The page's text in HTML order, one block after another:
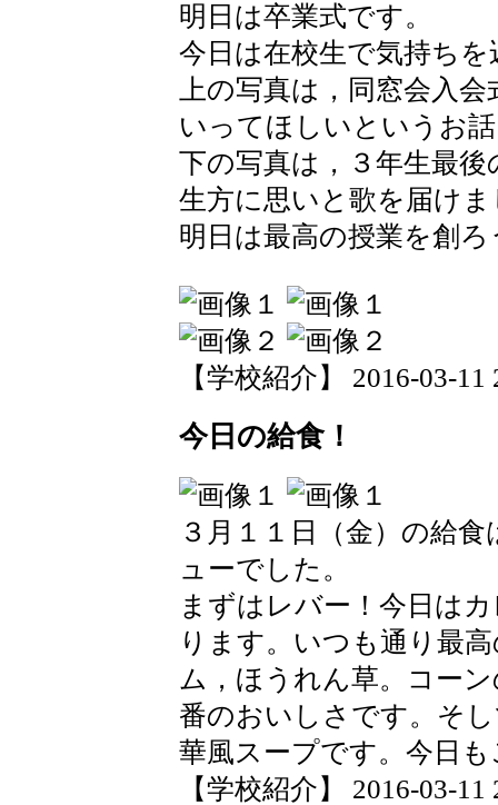
明日は卒業式です。
今日は在校生で気持ち
上の写真は，同窓会入
いってほしいというお
下の写真は，３年生最
生方に思いと歌を届け
明日は最高の授業を創ろ
【学校紹介】 2016-03-11
今日の給食！
３月１１日（金）の給
ューでした。
まずはレバー！今日は
ります。いつも通り最
ム，ほうれん草。コー
番のおいしさです。そ
華風スープです。今日
【学校紹介】 2016-03-11